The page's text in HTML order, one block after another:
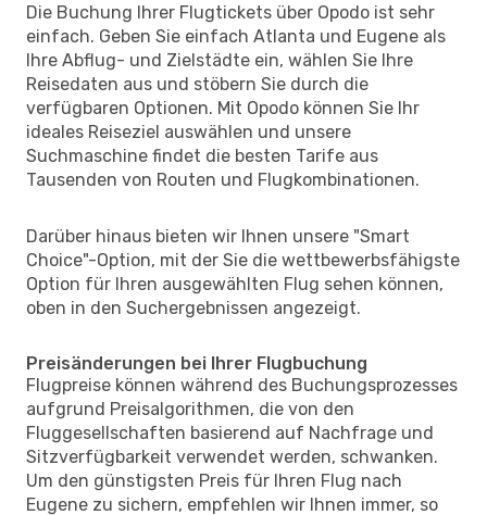
Die Buchung Ihrer Flugtickets über Opodo ist sehr
einfach. Geben Sie einfach Atlanta und Eugene als
Ihre Abflug- und Zielstädte ein, wählen Sie Ihre
Reisedaten aus und stöbern Sie durch die
verfügbaren Optionen. Mit Opodo können Sie Ihr
ideales Reiseziel auswählen und unsere
Suchmaschine findet die besten Tarife aus
Tausenden von Routen und Flugkombinationen.
Darüber hinaus bieten wir Ihnen unsere "Smart
Choice"-Option, mit der Sie die wettbewerbsfähigste
Option für Ihren ausgewählten Flug sehen können,
oben in den Suchergebnissen angezeigt.
Preisänderungen bei Ihrer Flugbuchung
Flugpreise können während des Buchungsprozesses
aufgrund Preisalgorithmen, die von den
Fluggesellschaften basierend auf Nachfrage und
Sitzverfügbarkeit verwendet werden, schwanken.
Um den günstigsten Preis für Ihren Flug nach
Eugene zu sichern, empfehlen wir Ihnen immer, so